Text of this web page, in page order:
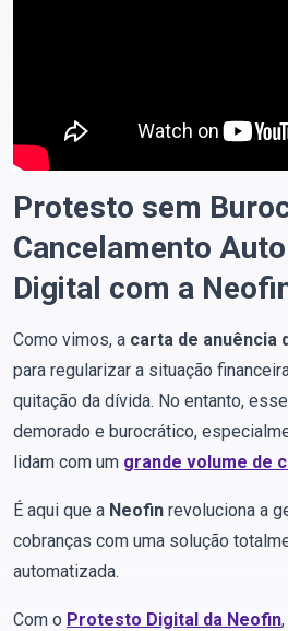
Protesto sem
Cancelamento
Digital com a
Como vimos, a carta de anuência
para regularizar a situação
quitação da dívida. No entanto,
demorado e burocrático,
lidam com um grande volume de
É aqui que a Neofin revoluciona a
cobranças com uma solução
automatizada.
Com o Protesto Digital da Neofin